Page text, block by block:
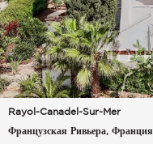
Rayol-Canadel-Sur-Mer
Французская Ривьера, Франция